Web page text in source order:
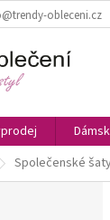
obleceni.cz
Společenské